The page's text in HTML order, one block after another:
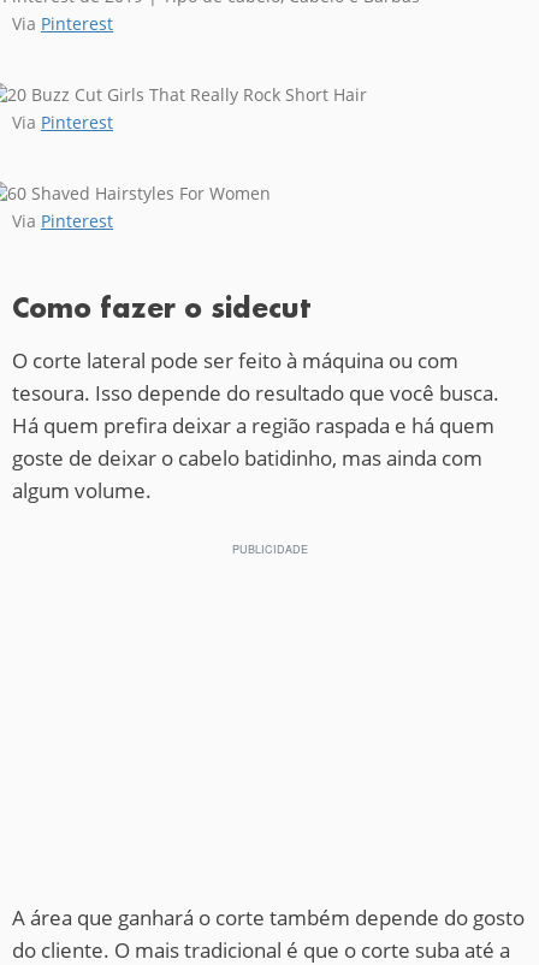
Via Pinterest
Via Pinterest
Via Pinterest
Como fazer o sidecut
O corte lateral pode ser feito à máquina ou com
tesoura. Isso depende do resultado que você busca.
Há quem prefira deixar a região raspada e há quem
goste de deixar o cabelo batidinho, mas ainda com
algum volume.
A área que ganhará o corte também depende do gosto
do cliente. O mais tradicional é que o corte suba até a